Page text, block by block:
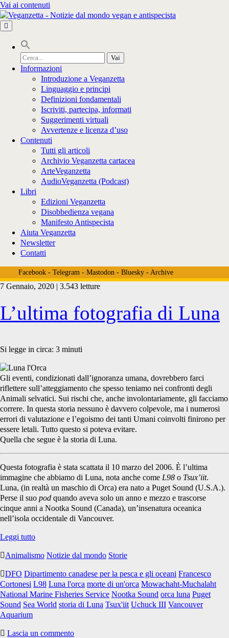
Vai ai contenuti
Cerca
per:
Informazioni
Introduzione a Veganzetta
Linguaggio e principi
Definizioni fondamentali
Iscriviti, partecipa, informati
Suggerimenti virtuali
Avvertenze e licenza d’uso
Contenuti
Tutti gli articoli
Archivio Veganzetta cartacea
ArteVeganzetta
AudioVeganzetta (Podcast)
Libri
Edizioni Veganzetta
Disobbedienza vegana
Manifesto Antispecista
Aiuta Veganzetta
Newsletter
Contatti
Facebook- Telegram- Mastodon- Bluesky- Archive
Tag:
<span>Luna
l’orca</span>
7 Gennaio, 2020 | 3.543 letture
L’ultima fotografia di Luna
Si legge in circa: 3 minuti
Gli eventi, condizionati dall’ignoranza umana, dovrebbero farci
riflettere sull’atteggiamento che spesso teniamo nei confronti degli
Animali selvatici. Sui rischi che, anche involontariamente, gli facciamo
correre. In questa storia nessuno è davvero colpevole, ma i numerosi
errori di valutazione e l’egoismo dei tanti Umani coinvolti finirono per
essere letali. Tutto questo si poteva evitare.
Quella che segue è la storia di Luna.
Questa fotografia è stata scattata il 10 marzo del 2006. È l’ultima
immagine che abbiamo di Luna, nota anche come L98 o Tsux’iit.
Luna, (in realtà un maschio di Orca) era nato a Puget Sound (U.S.A.).
Perse il suo pod quando aveva solo un anno e mezzo e trascorse
cinque anni a Nootka Sound (Canada), un’insenatura oceanica
nell’isola occidentale di Vancouver.
Leggi tuttoL’ultima
di
Animalismo Notizie dal mondo Storie
DFO Dipartimento canadese per la pesca e gli oceani Francesco
Cortonesi L98 Luna l'orca morte di un'orca Mowachaht-Muchalaht
National Marine Fisheries Service Nootka Sound orca luna Puget
Sound Sea World storia di Luna Tsux'iit Uchuck III Vancouver
Aquarium
Lascia un commento